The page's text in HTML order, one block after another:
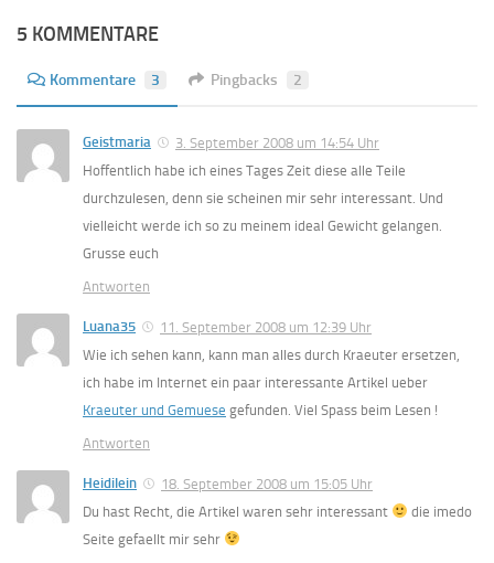
5 KOMMENTARE
Kommentare 3 Pingbacks 2
Geistmaria
3. September 2008 um 14:54 Uhr
Hoffentlich habe ich eines Tages Zeit diese alle Teile
durchzulesen, denn sie scheinen mir sehr interessant. Und
vielleicht werde ich so zu meinem ideal Gewicht gelangen.
Grusse euch
Antworten
Luana35
11. September 2008 um 12:39 Uhr
Wie ich sehen kann, kann man alles durch Kraeuter ersetzen,
ich habe im Internet ein paar interessante Artikel ueber
Kraeuter und Gemuese gefunden. Viel Spass beim Lesen !
Antworten
Heidilein
18. September 2008 um 15:05 Uhr
Du hast Recht, die Artikel waren sehr interessant
die imedo
Seite gefaellt mir sehr